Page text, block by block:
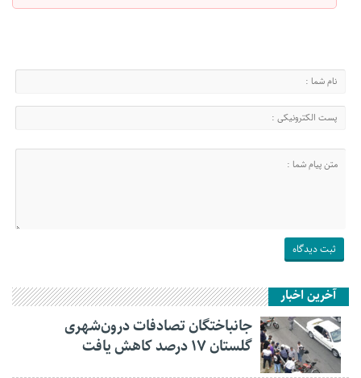
آخرین اخبار
جانباختگان تصادفات درون‌شهری
گلستان ۱۷ درصد کاهش یافت